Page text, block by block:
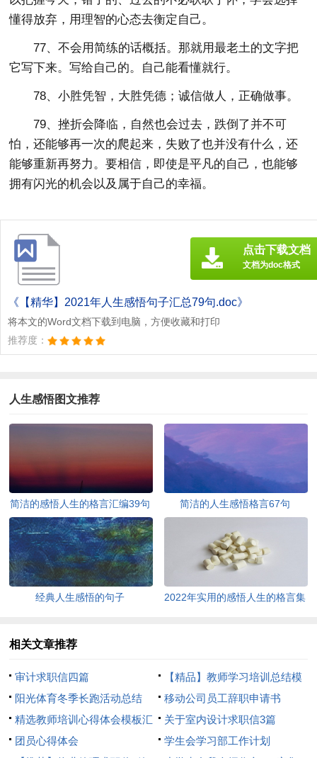
懂得放弃，用理智的心态去衡定自己。
77、不会用简练的话概括。那就用最老土的文字把
它写下来。写给自己的。自己能看懂就行。
78、小胜凭智，大胜凭德；诚信做人，正确做事。
79、挫折会降临，自然也会过去，跌倒了并不可
怕，还能够再一次的爬起来，失败了也并没有什么，还
能够重新再努力。要相信，即使是平凡的自己，也能够
拥有闪光的机会以及属于自己的幸福。
《【精华】2021年人生感悟句子汇总79句.doc》
将本文的Word文档下载到电脑，方便收藏和打印
推荐度：
点击下载文档
文档为doc格式
人生感悟图文推荐
简洁的感悟人生的格言汇编39句 简洁的人生感悟格言67句
经典人生感悟的句子
2022年实用的感悟人生的格言集
相关文章推荐
审计求职信四篇
【精品】教师学习培训总结模
板8篇
阳光体育冬季长跑活动总结
移动公司员工辞职申请书
精选教师培训心得体会模板汇
总8篇
关于室内设计求职信3篇
团员心得体会
学生会学习部工作计划